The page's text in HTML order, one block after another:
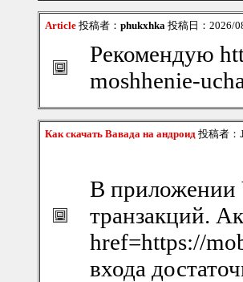
Article 投稿者： phukxhka 投稿日：2026/
Рекомендую
moshhenie-
Как скачать Вавада на андроид 投稿者：
В приложении
транзакций.
href=https://
входа